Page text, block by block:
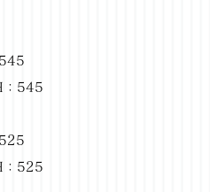
545
545
525
525